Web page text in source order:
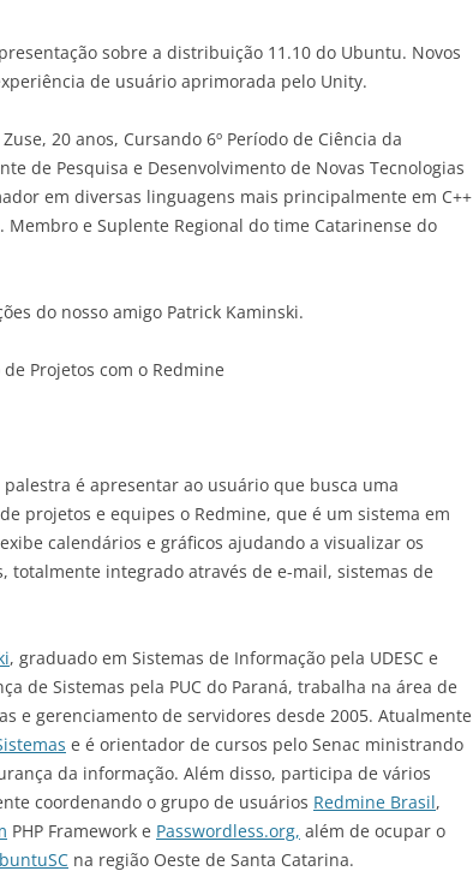
sobre a distribuição 11.10 do Ubuntu. Novos
de usuário aprimorada pelo Unity.
20 anos, Cursando 6º Período de Ciência da
de Pesquisa e Desenvolvimento de Novas Tecnologias
em diversas linguagens mais principalmente em C++
e Suplente Regional do time Catarinense do
do nosso amigo Patrick Kaminski.
Projetos com o Redmine
é apresentar ao usuário que busca uma
projetos e equipes o Redmine, que é um sistema em
calendários e gráficos ajudando a visualizar os
totalmente integrado através de e-mail, sistemas de
, graduado em Sistemas de Informação pela UDESC e
de Sistemas pela PUC do Paraná, trabalha na área de
e gerenciamento de servidores desde 2005. Atualmente
e é orientador de cursos pelo Senac ministrando
da informação. Além disso, participa de vários
coordenando o grupo de usuários Redmine Brasil,
PHP Framework e Passwordless.org, além de ocupar o
na região Oeste de Santa Catarina.